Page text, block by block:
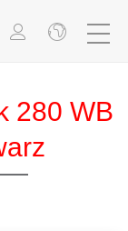
280 WB